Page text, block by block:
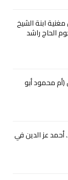
ابنة الشيخ
الحاج راشد
(أم محمود أبو
أحمد عز الدين في